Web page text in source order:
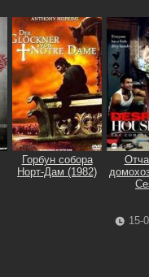
Горбун собора
Норт-Дам (1982)
15-